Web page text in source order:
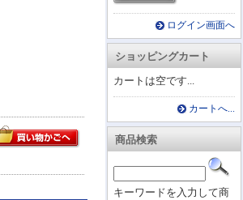
ログイン画面へ
ショッピングカート
カートは空です...
カートへ...
商品検索
キーワードを入力して商